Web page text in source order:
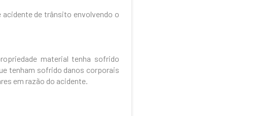
de trânsito envolvendo o
material tenha sofrido
tenham sofrido danos corporais
em razão do acidente.